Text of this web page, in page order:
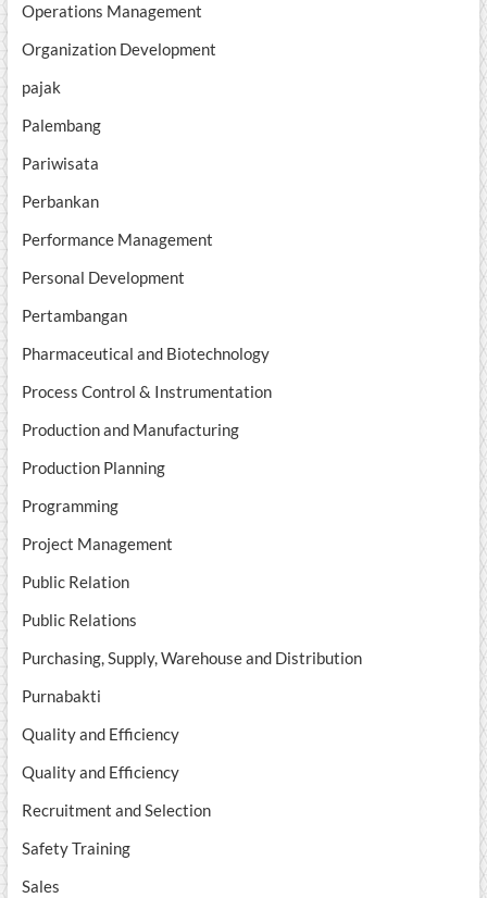
Operations Management
Organization Development
pajak
Palembang
Pariwisata
Perbankan
Performance Management
Personal Development
Pertambangan
Pharmaceutical and Biotechnology
Process Control & Instrumentation
Production and Manufacturing
Production Planning
Programming
Project Management
Public Relation
Public Relations
Purchasing, Supply, Warehouse and Distribution
Purnabakti
Quality and Efficiency
Quality and Efficiency
Recruitment and Selection
Safety Training
Sales